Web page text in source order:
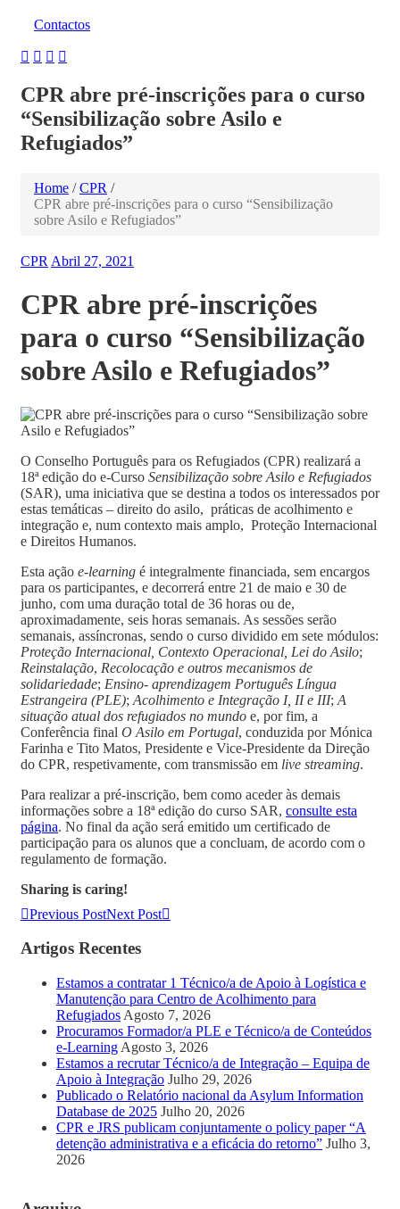
Contactos
CPR abre pré-inscrições para o curso
“Sensibilização sobre Asilo e
Refugiados”
Home / CPR /
CPR abre pré-inscrições para o curso “Sensibilização
sobre Asilo e Refugiados”
CPR Abril 27, 2021
CPR abre pré-inscrições
para o curso “Sensibilização
sobre Asilo e Refugiados”
O Conselho Português para os Refugiados (CPR) realizará a
18ª edição do e-Curso Sensibilização sobre Asilo e Refugiados
(SAR), uma iniciativa que se destina a todos os interessados por
estas temáticas – direito do asilo, práticas de acolhimento e
integração e, num contexto mais amplo, Proteção Internacional
e Direitos Humanos.
Esta ação e-learning é integralmente financiada, sem encargos
para os participantes, e decorrerá entre 21 de maio e 30 de
junho, com uma duração total de 36 horas ou de,
aproximadamente, seis horas semanais. As sessões serão
semanais, assíncronas, sendo o curso dividido em sete módulos:
Proteção Internacional, Contexto Operacional, Lei do Asilo;
Reinstalação, Recolocação e outros mecanismos de
solidariedade; Ensino- aprendizagem Português Língua
Estrangeira (PLE); Acolhimento e Integração I, II e III; A
situação atual dos refugiados no mundo e, por fim, a
Conferência final O Asilo em Portugal, conduzida por Mónica
Farinha e Tito Matos, Presidente e Vice-Presidente da Direção
do CPR, respetivamente, com transmissão em live streaming.
Para realizar a pré-inscrição, bem como aceder às demais
informações sobre a 18ª edição do curso SAR, consulte esta
página. No final da ação será emitido um certificado de
participação para os alunos que a concluam, de acordo com o
regulamento de formação.
Sharing is caring!
Previous PostNext Post
Artigos Recentes
Estamos a contratar 1 Técnico/a de Apoio à Logística e
Manutenção para Centro de Acolhimento para
Refugiados Agosto 7, 2026
Procuramos Formador/a PLE e Técnico/a de Conteúdos
e-Learning Agosto 3, 2026
Estamos a recrutar Técnico/a de Integração – Equipa de
Apoio à Integração Julho 29, 2026
Publicado o Relatório nacional da Asylum Information
Database de 2025 Julho 20, 2026
CPR e JRS publicam conjuntamente o policy paper “A
detenção administrativa e a eficácia do retorno” Julho 3,
2026